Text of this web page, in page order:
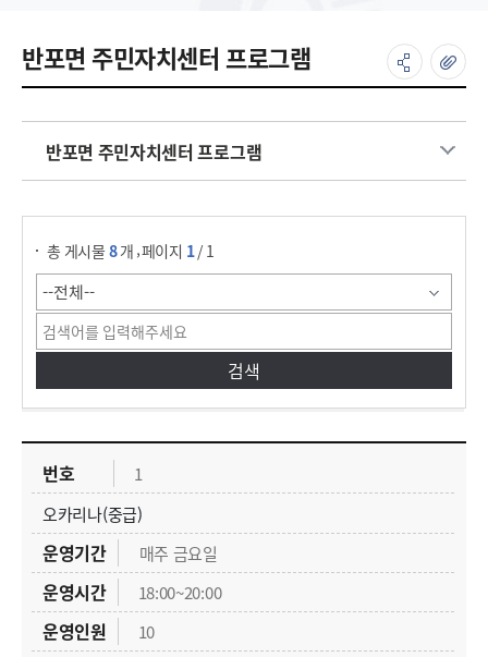
반포면 주민자치센터 프로그램
반포면 주민자치센터 프로그램
주민자체센터 프로그램 검색
총 게시물8개 ,페이지 1/ 1
주민자체센터 프로그램의 내역에 대한 목록으로 번호, 프로그램명, 운영기간, 운영시간, 운영인원, 운영장소, 운영요금, 운영여부 정보를 안내합니다.
1
오카리나(중급)
매주 금요일
18:00~20:00
10